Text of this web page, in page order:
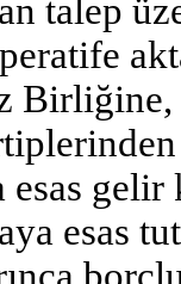
talep
esas
esas